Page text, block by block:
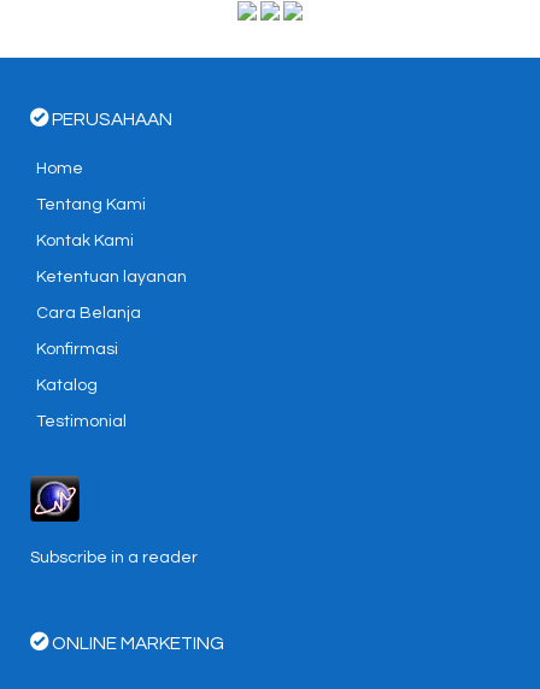
PERUSAHAAN
Home
Tentang Kami
Kontak Kami
Ketentuan layanan
Cara Belanja
Konfirmasi
Katalog
Testimonial
Subscribe in a reader
ONLINE MARKETING